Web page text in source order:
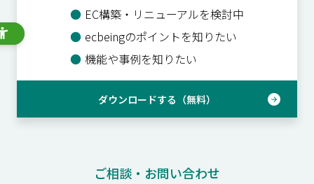
● EC構築・リニューアルを検討中
● ecbeingのポイントを知りたい
● 機能や事例を知りたい
ダウンロードする（無料）
ご相談・お問い合わせ